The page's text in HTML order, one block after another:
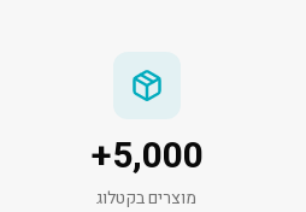
5,000
+
מוצרים בקטלוג